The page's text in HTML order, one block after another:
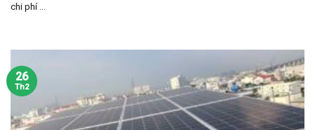
chi phí ...
26
Th2